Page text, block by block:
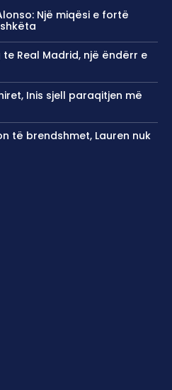
Një miqësi e fortë
te Real Madrid, një ëndërr e
Inis sjell paraqitjen më
të brendshmet, Lauren nuk